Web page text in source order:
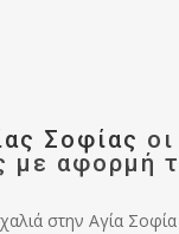
Σοφίας οι
με αφορμή
στην Αγία Σοφία